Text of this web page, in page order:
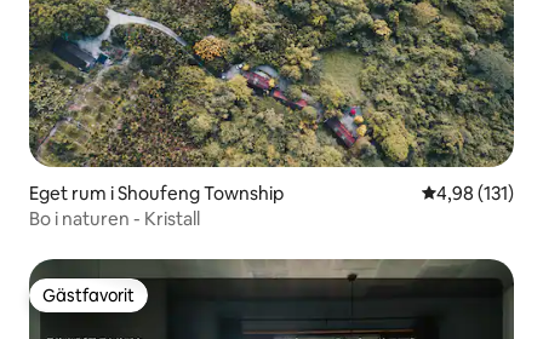
Eget rum i Shoufeng Township 4,98 av 5 i
4,98 (131)
Bo i naturen - Kristall
Gästfavorit
Gästfavorit